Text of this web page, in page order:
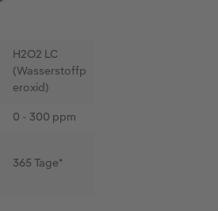
H2O2 LC
(Wasserstoffp
eroxid)
0 - 300 ppm
365 Tage*